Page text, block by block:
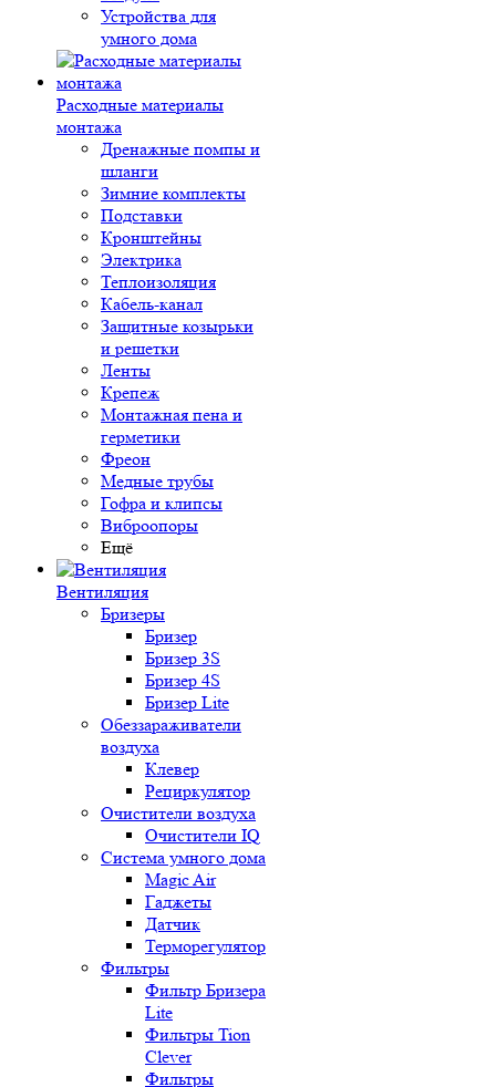
Устройства для
умного дома
Расходные материалы
монтажа
Дренажные помпы и
шланги
Зимние комплекты
Подставки
Кронштейны
Электрика
Теплоизоляция
Кабель-канал
Защитные козырьки
и решетки
Ленты
Крепеж
Монтажная пена и
герметики
Фреон
Медные трубы
Гофра и клипсы
Виброопоры
Ещё
Вентиляция
Бризеры
Бризер
Бризер 3S
Бризер 4S
Бризер Lite
Обеззараживатели
воздуха
Клевер
Рециркулятор
Очистители воздуха
Очистители IQ
Система умного дома
Magic Air
Гаджеты
Датчик
Терморегулятор
Фильтры
Фильтр Бризера
Lite
Фильтры Tion
Clever
Фильтры